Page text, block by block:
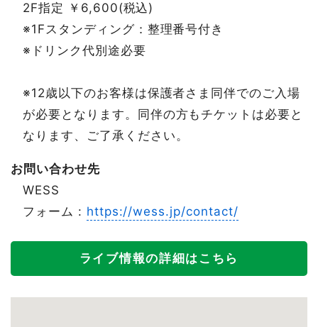
2F指定 ￥6,600(税込)
※1Fスタンディング：整理番号付き
※ドリンク代別途必要
※12歳以下のお客様は保護者さま同伴でのご入場
が必要となります。同伴の方もチケットは必要と
なります、ご了承ください。
お問い合わせ先
WESS
フォーム : https://wess.jp/contact/
ライブ情報の詳細はこちら